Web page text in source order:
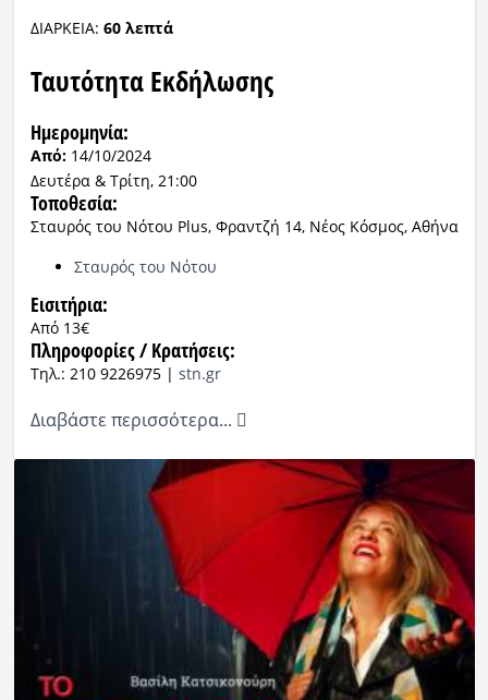
ΔΙΑΡΚΕΙΑ: 60 λεπτά
Ταυτότητα Εκδήλωσης
Ημερομηνία:
Από:14/10/2024
Δευτέρα & Τρίτη, 21:00
Τοποθεσία:
Σταυρός του Νότου Plus, Φραντζή 14, Νέος Κόσμος, Αθήνα
Σταυρός του Νότου
Eισιτήρια:
Από 13€
Πληροφορίες / Κρατήσεις:
Τηλ.: 210 9226975 | stn.gr
Διαβάστε περισσότερα...